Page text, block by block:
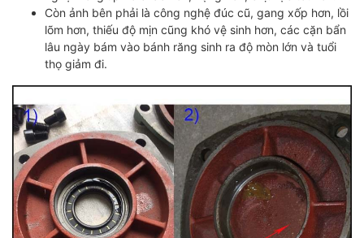
Còn ảnh bên phải là công nghệ đúc cũ, gang xốp hơn, lồi
lõm hơn, thiếu độ mịn cũng khó vệ sinh hơn, các cặn bẩn
lâu ngày bám vào bánh răng sinh ra độ mòn lớn và tuổi
thọ giảm đi.